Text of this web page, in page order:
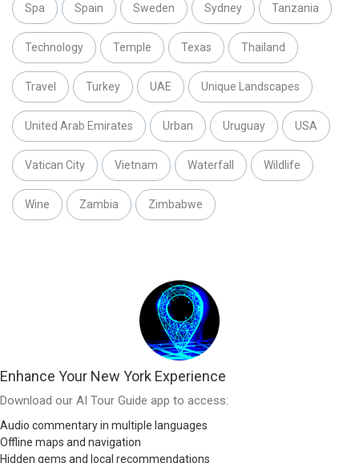
Spa Spain Sweden Sydney Tanzania
Technology Temple Texas Thailand
Travel Turkey UAE Unique Landscapes
United Arab Emirates Urban Uruguay USA
Vatican City Vietnam Waterfall Wildlife
Wine Zambia Zimbabwe
Enhance Your New York Experience
Download our AI Tour Guide app to access:
Audio commentary in multiple languages
Offline maps and navigation
Hidden gems and local recommendations